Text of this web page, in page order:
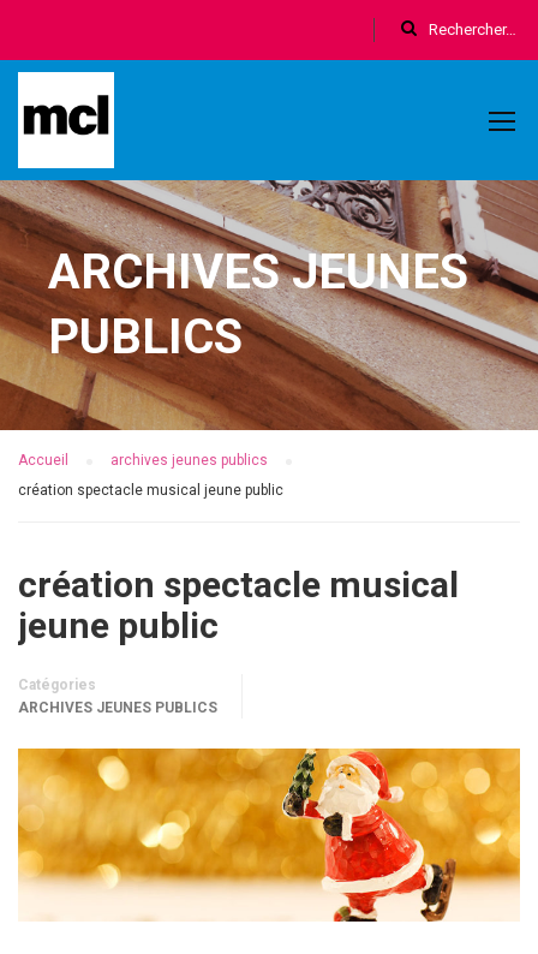
ARCHIVES JEUNES
PUBLICS
Accueil
archives jeunes publics
création spectacle musical jeune public
création spectacle musical
jeune public
Catégories
ARCHIVES JEUNES PUBLICS